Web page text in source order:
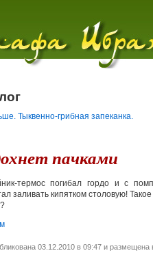
Тыквенно-грибная запеканка.
пачками
термос погибал гордо и с
заливать кипятком столовую!
03.12.2010 в 09:47 и размещена